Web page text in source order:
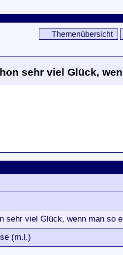
Themenübersicht
sehr viel Glück,
sehr viel Glück, wenn man so
(m.l.)